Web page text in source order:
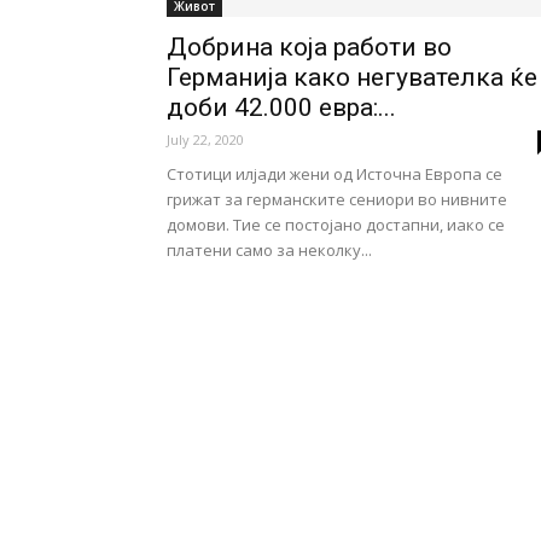
Живот
Добрина која работи во
Германија како негувателка ќе
доби 42.000 евра:...
July 22, 2020
Стотици илјади жени од Источна Европа се
грижат за германските сениори во нивните
домови. Тие се постојано достапни, иако се
платени само за неколку...